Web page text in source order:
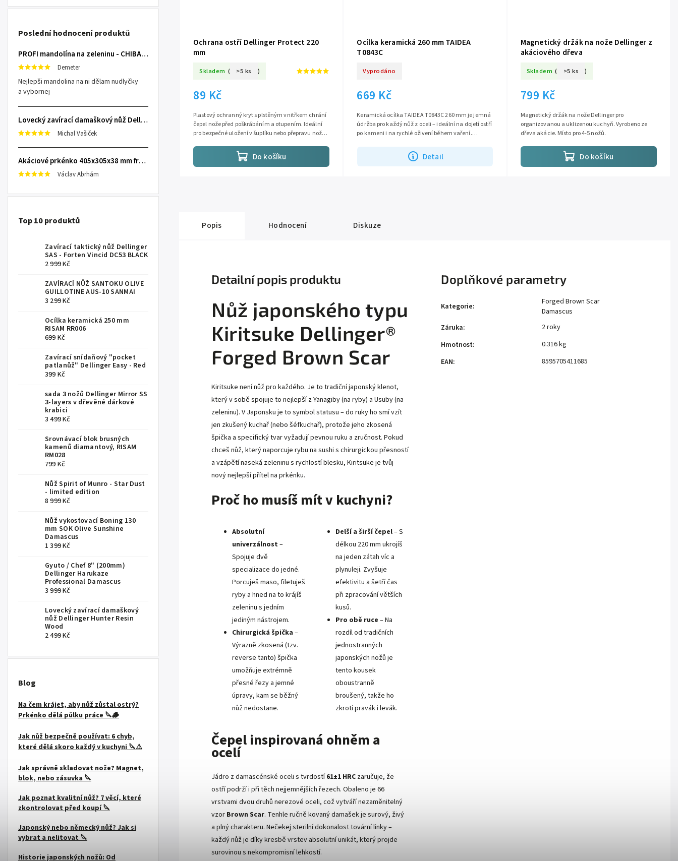
Poslední hodnocení produktů
PROFI mandolína na zeleninu - CHIBA Japan, sengiri slicekun
Demeter
Nejlepši mandolina na ni dělam nudlyčky
a vybornej
Lovecký zavírací damaškový nůž Dellinger Damask Star
Michal Vašiček
Akáciové prkénko 405x305x38 mm frézované
Václav Abrhám
Top 10 produktů
Zavírací taktický nůž Dellinger
SAS - Forten Vincid DC53 BLACK
2 999 Kč
ZAVÍRACÍ NŮŽ SANTOKU OLIVE
GUILLOTINE AUS-10 SANMAI
3 299 Kč
Ocílka keramická 250 mm
RISAM RR006
699 Kč
Zavírací snídaňový "pocket
patlanůž" Dellinger Easy - Red
399 Kč
sada 3 nožů Dellinger Mirror SS
3-layers v dřevěné dárkové
krabici
3 499 Kč
Srovnávací blok brusných
kamenů diamantový, RISAM
RM028
799 Kč
Nůž Spirit of Munro - Star Dust
- limited edition
8 999 Kč
Nůž vykosťovací Boning 130
mm SOK Olive Sunshine
Damascus
1 399 Kč
Gyuto / Chef 8" (200mm)
Dellinger Harukaze
Professional Damascus
3 999 Kč
Lovecký zavírací damaškový
nůž Dellinger Hunter Resin
Wood
2 499 Kč
Blog
Na čem krájet, aby nůž zůstal ostrý?
Prkénko dělá půlku práce 🔪🪵
Jak nůž bezpečně používat: 6 chyb,
které dělá skoro každý v kuchyni 🔪⚠️
Jak správně skladovat nože? Magnet,
blok, nebo zásuvka 🔪
Jak poznat kvalitní nůž? 7 věcí, které
zkontrolovat před koupí 🔪
Japonský nebo německý nůž? Jak si
vybrat a nelitovat 🔪
Historie japonských nožů: Od
Ochrana ostří Dellinger Protect 220
mm
Skladem ( >5 ks )
89 Kč
Do košíku
Plastový ochranný kryt s plstěným vnitřkem chrání
čepel nože před poškrábáním a otupením. Ideální
pro bezpečné uložení v šuplíku nebo přepravu nožů.
Ocílka keramická 260 mm TAIDEA
T0843C
Vyprodáno
669 Kč
Detail
Keramická ocílka TAIDEA T0843C 260 mm je jemná
údržba pro každý nůž z oceli – ideální na dojetí ostří
po kameni i na rychlé oživení během vaření.
Magnetický držák na nože Dellinger z
akáciového dřeva
Skladem ( >5 ks )
799 Kč
Do košíku
Magnetický držák na nože Dellinger pro
organizovanou a uklizenou kuchyň. Vyrobeno ze
dřeva akácie. Místo pro 4-5 nožů.
Popis Hodnocení Diskuze
Detailní popis produktu
Nůž japonského typu
Kiritsuke Dellinger®
Forged Brown Scar
Kiritsuke není nůž pro každého. Je to tradiční japonský klenot,
který v sobě spojuje to nejlepší z Yanagiby (na ryby) a Usuby (na
zeleninu). V Japonsku je to symbol statusu – do ruky ho smí vzít
jen zkušený kuchař (nebo šéfkuchař), protože jeho zkosená
špička a specifický tvar vyžadují pevnou ruku a zručnost. Pokud
chceš nůž, který naporcuje rybu na sushi s chirurgickou přesností
a vzápětí naseká zeleninu s rychlostí blesku, Kiritsuke je tvůj
nový nejlepší přítel na prkénku.
Proč ho musíš mít v kuchyni?
Absolutní
univerzálnost–
Spojuje dvě
specializace do jedné.
Porcuješ maso, filetuješ
ryby a hned na to krájíš
zeleninu s jedním
jediným nástrojem.
Chirurgická špička –
Výrazně zkosená (tzv.
reverse tanto) špička
umožňuje extrémně
přesné řezy a jemné
úpravy, kam se běžný
nůž nedostane.
Delší a širší čepel– S
délkou 220 mm ukrojíš
na jeden zátah víc a
plynuleji. Zvyšuje
efektivitu a šetří čas
při zpracování větších
kusů.
Pro obě ruce – Na
rozdíl od tradičních
jednostranných
japonských nožů je
tento kousek
oboustranně
broušený, takže ho
zkrotí pravák i levák.
Čepel inspirovaná ohněm a
ocelí
Jádro z damascénské oceli s tvrdostí61±1 HRC zaručuje, že
ostří podrží i při těch nejjemnějších řezech. Obaleno je 66
vrstvami dvou druhů nerezové oceli, což vytváří nezaměnitelný
vzor Brown Scar. Tenhle ručně kovaný damašek je surový, živý
a plný charakteru. Nečekej sterilní dokonalost tovární linky –
každý nůž je díky kresbě vrstev absolutní unikát, který projde
surovinou s nekompromisní lehkostí.
Doplňkové parametry
Kategorie:
Forged Brown Scar
Damascus
Záruka:
2 roky
Hmotnost:
0.316 kg
EAN: 8595705411685